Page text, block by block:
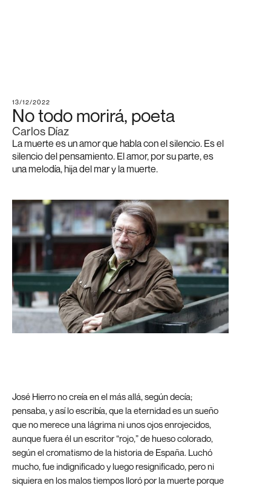
13/12/2022
No todo morirá, poeta
Carlos Díaz
La muerte es un amor que habla con el silencio. Es el
silencio del pensamiento. El amor, por su parte, es
una melodía, hija del mar y la muerte.
José Hierro no creía en el más allá, según decía;
pensaba, y así lo escribía, que la eternidad es un sueño
que no merece una lágrima ni unos ojos enrojecidos,
aunque fuera él un escritor “rojo,” de hueso colorado,
según el cromatismo de la historia de España. Luchó
mucho, fue indignificado y luego resignificado, pero ni
siquiera en los malos tiempos lloró por la muerte porque